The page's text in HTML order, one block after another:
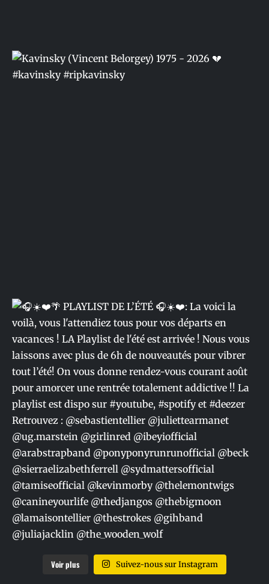
Voir plus Suivez-nous sur Instagram